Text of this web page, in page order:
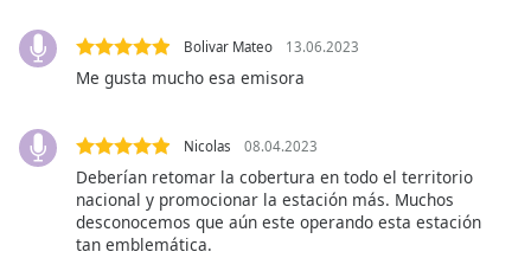
Opacity
Bolivar Mateo 13.06.2023
Me gusta mucho esa emisora
Nicolas 08.04.2023
Deberían retomar la cobertura en todo el territorio
nacional y promocionar la estación más. Muchos
desconocemos que aún este operando esta estación
tan emblemática.